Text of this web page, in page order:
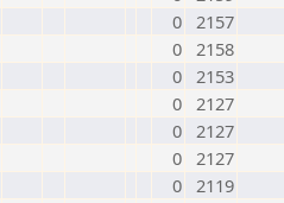
0 2157
0 2158
0 2153
0 2127
0 2127
0 2127
0 2119